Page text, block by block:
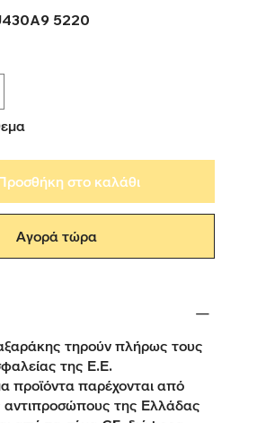
5220
στο καλάθι
Αγορά τώρα
τηρούν πλήρως τους
της Ε.Ε.
προϊόντα παρέχονται από
αντιπροσώπους της Ελλάδας